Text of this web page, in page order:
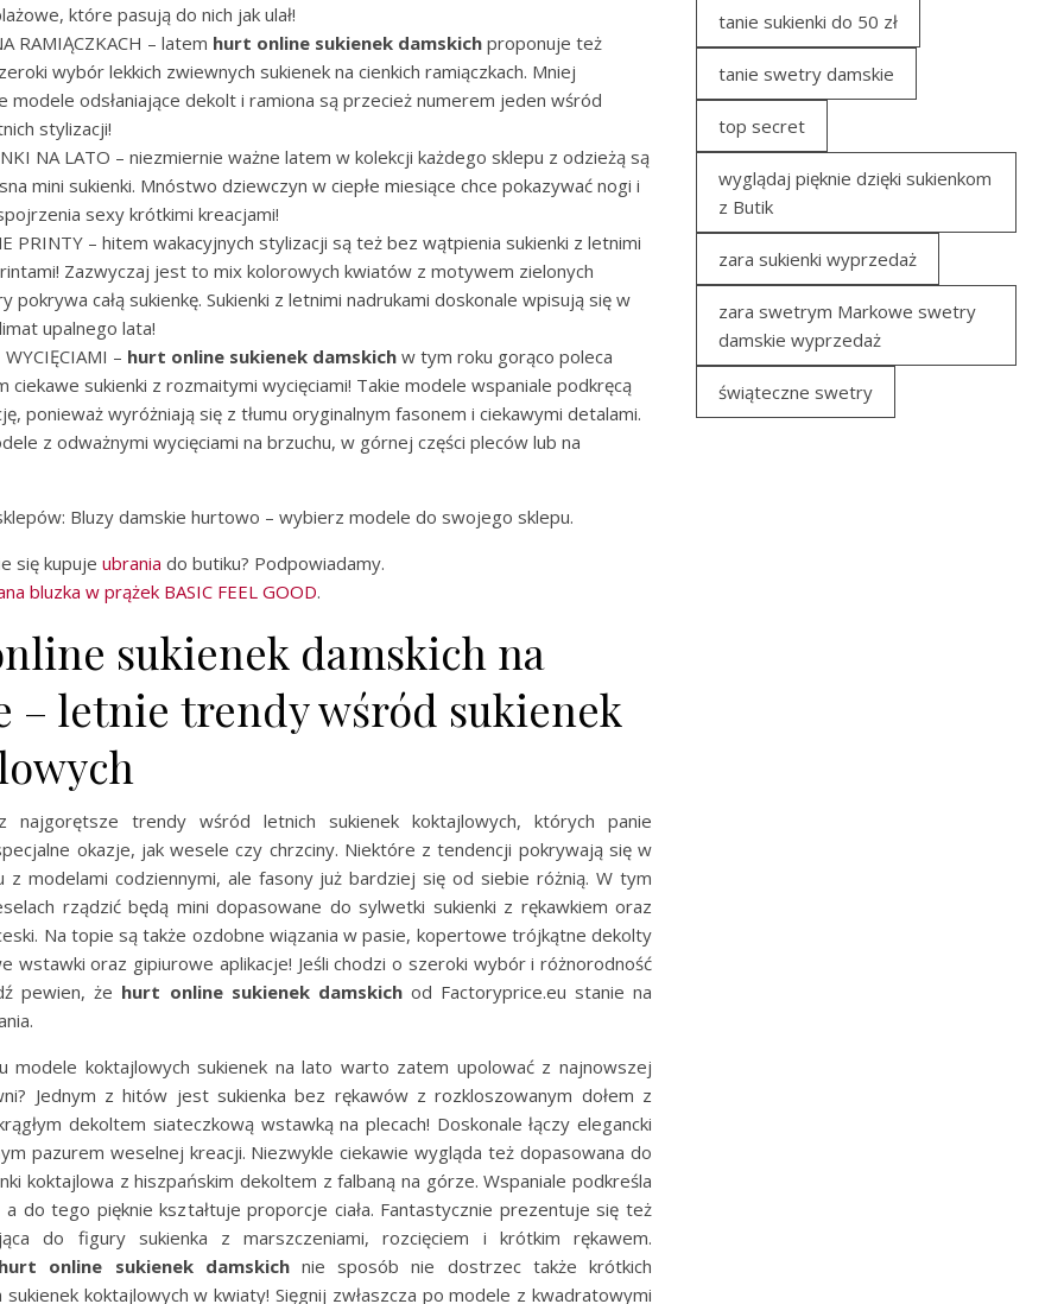
które pasują do nich jak ulał!
RAMIĄCZKACH – latem hurt online sukienek damskich proponuje też
wybór lekkich zwiewnych sukienek na cienkich ramiączkach. Mniej
modele odsłaniające dekolt i ramiona są przecież numerem jeden wśród
stylizacji!
NA LATO – niezmiernie ważne latem w kolekcji każdego sklepu z odzieżą są
mini sukienki. Mnóstwo dziewczyn w ciepłe miesiące chce pokazywać nogi i
sexy krótkimi kreacjami!
PRINTY – hitem wakacyjnych stylizacji są też bez wątpienia sukienki z letnimi
Zazwyczaj jest to mix kolorowych kwiatów z motywem zielonych
pokrywa całą sukienkę. Sukienki z letnimi nadrukami doskonale wpisują się w
upalnego lata!
– hurt online sukienek damskich w tym roku gorąco poleca
ciekawe sukienki z rozmaitymi wycięciami! Takie modele wspaniale podkręcą
ponieważ wyróżniają się z tłumu oryginalnym fasonem i ciekawymi detalami.
z odważnymi wycięciami na brzuchu, w górnej części pleców lub na
Bluzy damskie hurtowo – wybierz modele do swojego sklepu.
się kupuje ubrania do butiku? Podpowiadamy.
bluzka w prążek BASIC FEEL GOOD.
sukienek damskich na
– letnie trendy wśród sukienek
najgorętsze trendy wśród letnich sukienek koktajlowych, których panie
okazje, jak wesele czy chrzciny. Niektóre z tendencji pokrywają się w
z modelami codziennymi, ale fasony już bardziej się od siebie różnią. W tym
rządzić będą mini dopasowane do sylwetki sukienki z rękawkiem oraz
Na topie są także ozdobne wiązania w pasie, kopertowe trójkątne dekolty
wstawki oraz gipiurowe aplikacje! Jeśli chodzi o szeroki wybór i różnorodność
pewien, że hurt online sukienek damskichod Factoryprice.eu stanie na
modele koktajlowych sukienek na lato warto zatem upolować z najnowszej
Jednym z hitów jest sukienka bez rękawów z rozkloszowanym dołem z
dekoltem siateczkową wstawką na plecach! Doskonale łączy elegancki
pazurem weselnej kreacji. Niezwykle ciekawie wygląda też dopasowana do
koktajlowa z hiszpańskim dekoltem z falbaną na górze. Wspaniale podkreśla
do tego pięknie kształtuje proporcje ciała. Fantastycznie prezentuje się też
do figury sukienka z marszczeniami, rozcięciem i krótkim rękawem.
online sukienek damskichnie sposób nie dostrzec także krótkich
sukienek koktajlowych w kwiaty! Sięgnij zwłaszcza po modele z kwadratowymi
tanie sukienki do 50 zł
tanie swetry damskie
top secret
wyglądaj pięknie dzięki sukienkom
z Butik
zara sukienki wyprzedaż
zara swetrym Markowe swetry
damskie wyprzedaż
świąteczne swetry